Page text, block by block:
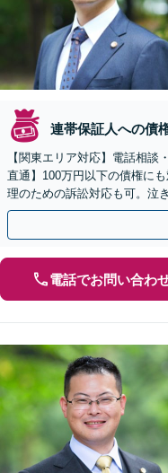
連帯保証人への債
【関東エリア対応】電話相
直通】100万円以下の債権に
理のための訴訟対応も可。泣
初回相談時にしっかりお伝え
電話でお問い合わ